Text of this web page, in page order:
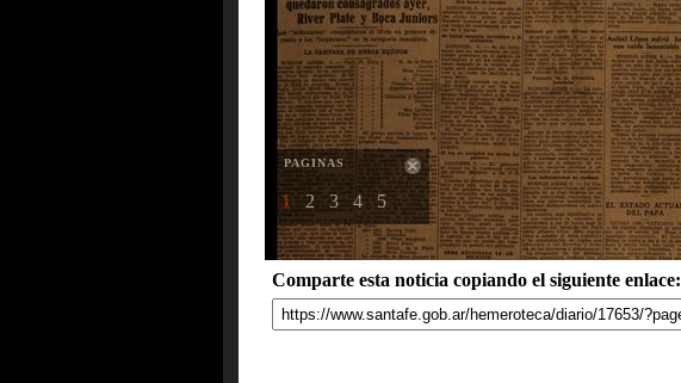
PAGINAS
1 2 3 4 5
Comparte esta noticia copiando el siguiente enlace: